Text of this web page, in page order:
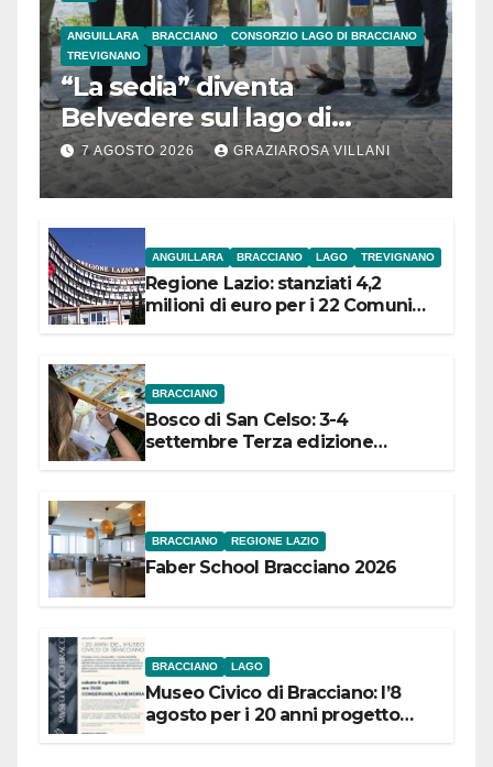
ANGUILLARA BRACCIANO
CONSORZIO LAGO DI BRACCIANO
TREVIGNANO
“La sedia” diventa
Belvedere sul lago di
Bracciano: ieri
l’inaugurazione
7 AGOSTO 2026 GRAZIAROSA VILLANI
ANGUILLARA BRACCIANO LAGO TREVIGNANO
Regione Lazio: stanziati 4,2
milioni di euro per i 22 Comuni
BRACCIANO
Bosco di San Celso: 3-4
settembre Terza edizione
BRACCIANO REGIONE LAZIO
Faber School Bracciano 2026
BRACCIANO LAGO
Museo Civico di Bracciano: l’8
agosto per i 20 anni progetto